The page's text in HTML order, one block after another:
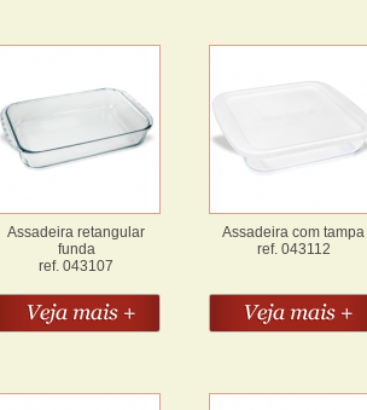
Assadeira retangular
funda
ref. 043107
Assadeira com tampa
ref. 043112